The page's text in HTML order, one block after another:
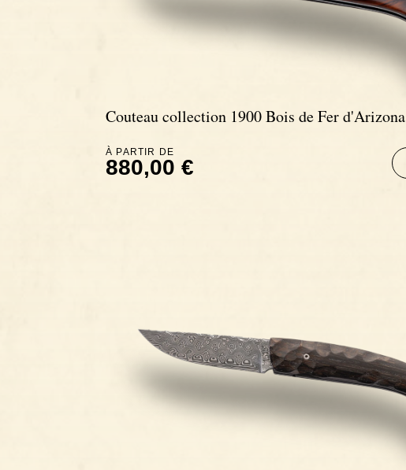
Couteau collection 1900 Bois de Fer d'Arizona
À PARTIR DE
880,00 €